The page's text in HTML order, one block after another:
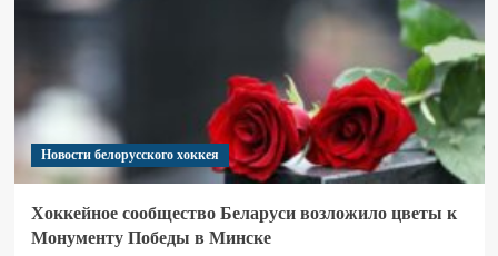
Новости белорусского хоккея
Хоккейное сообщество Беларуси возложило цветы к
Монументу Победы в Минске